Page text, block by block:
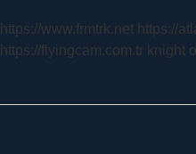
https://www.frmtrk.net https://
https://flyingcam.com.tr knight